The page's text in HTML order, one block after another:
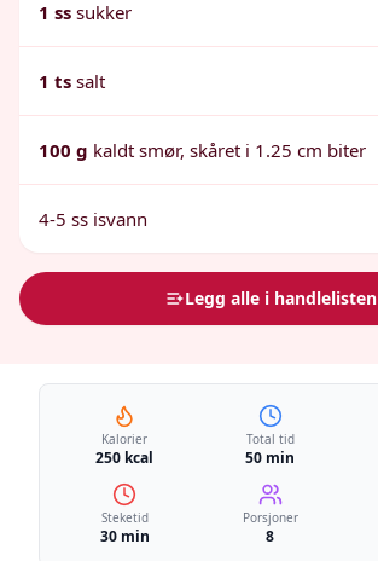
1 ss sukker
1 ts salt
100 g kaldt smør, skåret i 1.25 cm biter
4-5 ss isvann
Legg alle i handlelisten
Kalorier
250 kcal
Total tid
50 min
Steketid
30 min
Porsjoner
8